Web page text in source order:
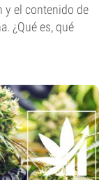
y el contenido de
¿Qué es, qué